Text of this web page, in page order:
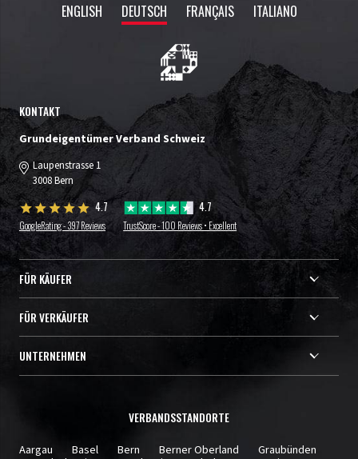
ENGLISH DEUTSCH FRANÇAIS ITALIANO
KONTAKT
Grundeigentümer Verband Schweiz
Laupenstrasse 1
3008 Bern
4.7
GoogleRating - 397 Reviews
4.7
TrustScore - 100 Reviews • Excellent
FÜR KÄUFER
FÜR VERKÄUFER
UNTERNEHMEN
VERBANDSSTANDORTE
Aargau Basel Bern Berner Oberland Graubünden